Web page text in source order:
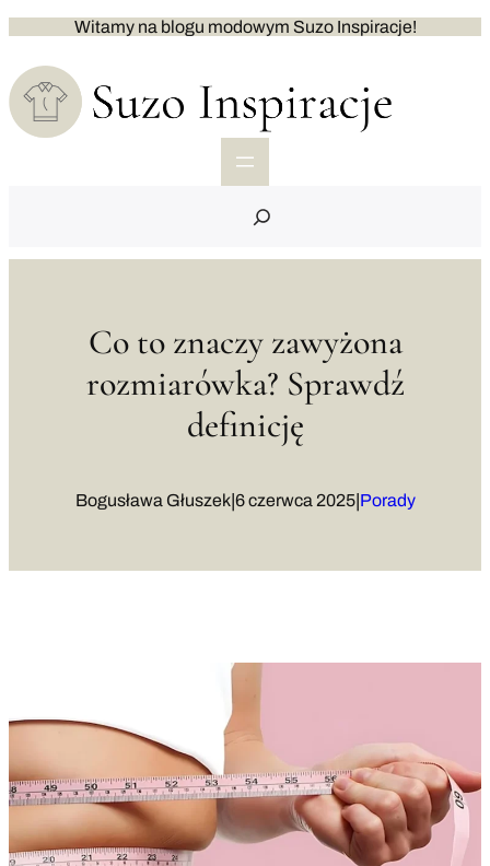
treści
Witamy na blogu modowym Suzo Inspiracje!
Co to znaczy zawyżona
rozmiarówka? Sprawdź
definicję
Bogusława Głuszek|6 czerwca 2025|Porady